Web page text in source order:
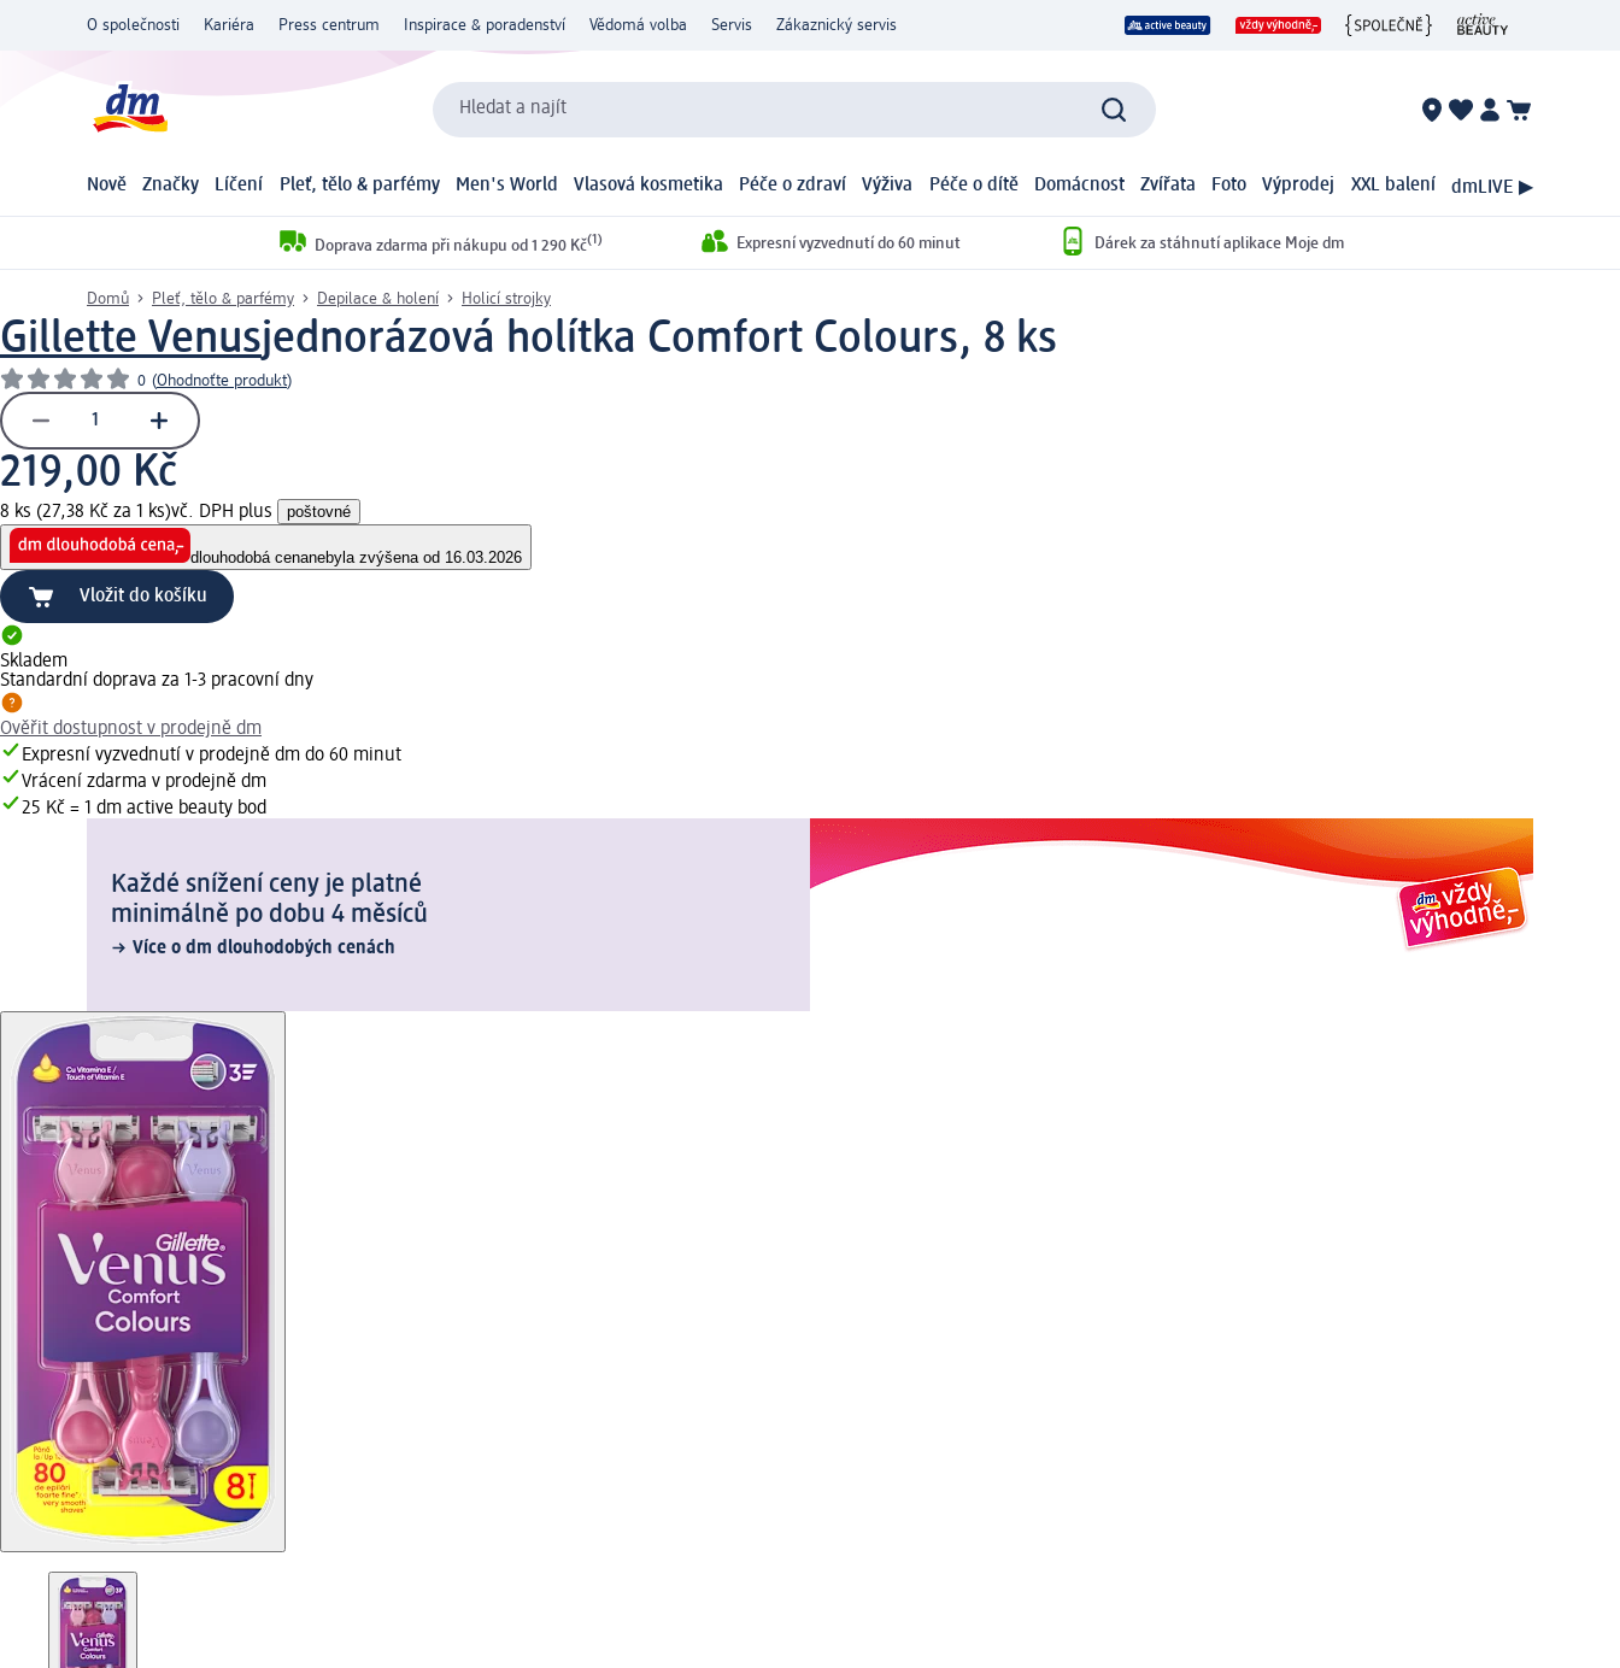
O společnosti Kariéra Press centrum Inspirace & poradenství Vědomá volba Servis Zákaznický servis
Hledat a najít
Nově Značky Líčení Pleť, tělo & parfémy Men's World Vlasová kosmetika Péče o zdraví Výživa Péče o dítě Domácnost Zvířata Foto Výprodej XXL balení dmLIVE ▶
Doprava zdarma při nákupu od 1 290 Kč(1) Expresní vyzvednutí do 60 minut Dárek za stáhnutí aplikace Moje dm
Domů Pleť, tělo & parfémy Depilace & holení Holicí strojky
Gillette Venusjednorázová holítka Comfort Colours, 8 ks
0 (Ohodnoťte produkt)
219,00 Kč
8 ks (27,38 Kč za 1 ks)vč. DPH plus poštovné
dlouhodobá cenanebyla zvýšena od 16.03.2026
Vložit do košíku
Skladem
Standardní doprava za 1-3 pracovní dny
Ověřit dostupnost v prodejně dm
Expresní vyzvednutí v prodejně dm do 60 minut
Vrácení zdarma v prodejně dm
25 Kč = 1 dm active beauty bod
Každé snížení ceny je platné
minimálně po dobu 4 měsíců
Více o dm dlouhodobých cenách